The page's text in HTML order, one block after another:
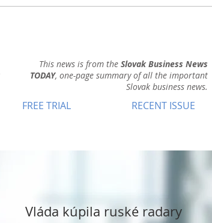
This news is from the Slovak Business News
TODAY, one-page summary of all the important
Slovak business news.
FREE TRIAL RECENT ISSUE
Vláda kúpila ruské radary